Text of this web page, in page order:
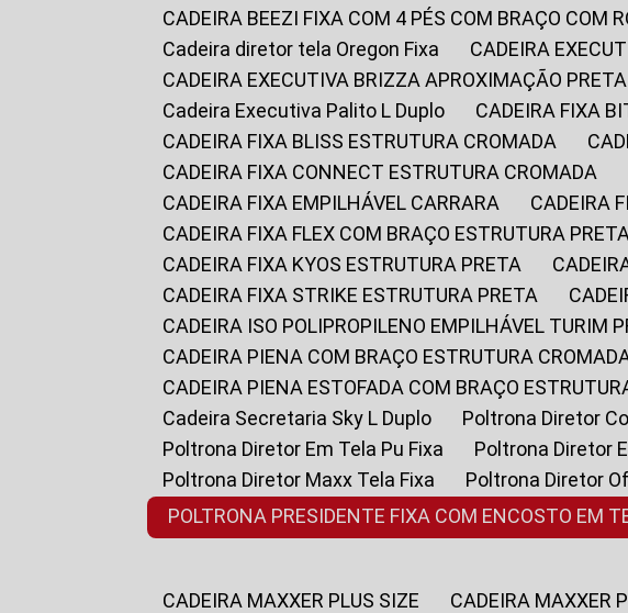
CADEIRA BEEZI FIXA COM 4 PÉS COM BRAÇO COM
Cadeira diretor tela Oregon Fixa
CADEIRA
CADEIRA EXECUTIVA BRIZZA APROXIMAÇÃO PRETA
Cadeira Executiva Palito L Duplo
CADEIRA FIXA
CADEIRA FIXA BLISS ESTRUTURA CROMADA
CADEIRA FIXA CONNECT ESTRUTURA CROMADA
CADEIRA FIXA EMPILHÁVEL CARRARA
CADEIRA
CADEIRA FIXA FLEX COM BRAÇO ESTRUTURA PRETA
CADEIRA FIXA KYOS ESTRUTURA PRETA
CADEIRA FIXA STRIKE ESTRUTURA PRETA
CADEIRA ISO POLIPROPILENO EMPILHÁVEL TURIM
CADEIRA PIENA COM BRAÇO ESTRUTURA
CADEIRA PIENA ESTOFADA COM BRAÇO
Cadeira Secretaria Sky L Duplo
Poltrona Diretor
Poltrona Diretor Em Tela Pu Fixa
Poltrona Diretor
Poltrona Diretor Maxx Tela Fixa
Poltrona Diretor
POLTRONA PRESIDENTE FIXA COM ENCOSTO EM
CADEIRA MAXXER PLUS SIZE
CADEIRA MAXXER